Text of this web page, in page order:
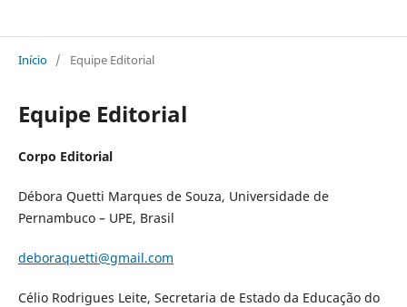
Início / Equipe Editorial
Equipe Editorial
Corpo Editorial
Débora Quetti Marques de Souza, Universidade de
Pernambuco – UPE, Brasil
deboraquetti@gmail.com
Célio Rodrigues Leite, Secretaria de Estado da Educação do